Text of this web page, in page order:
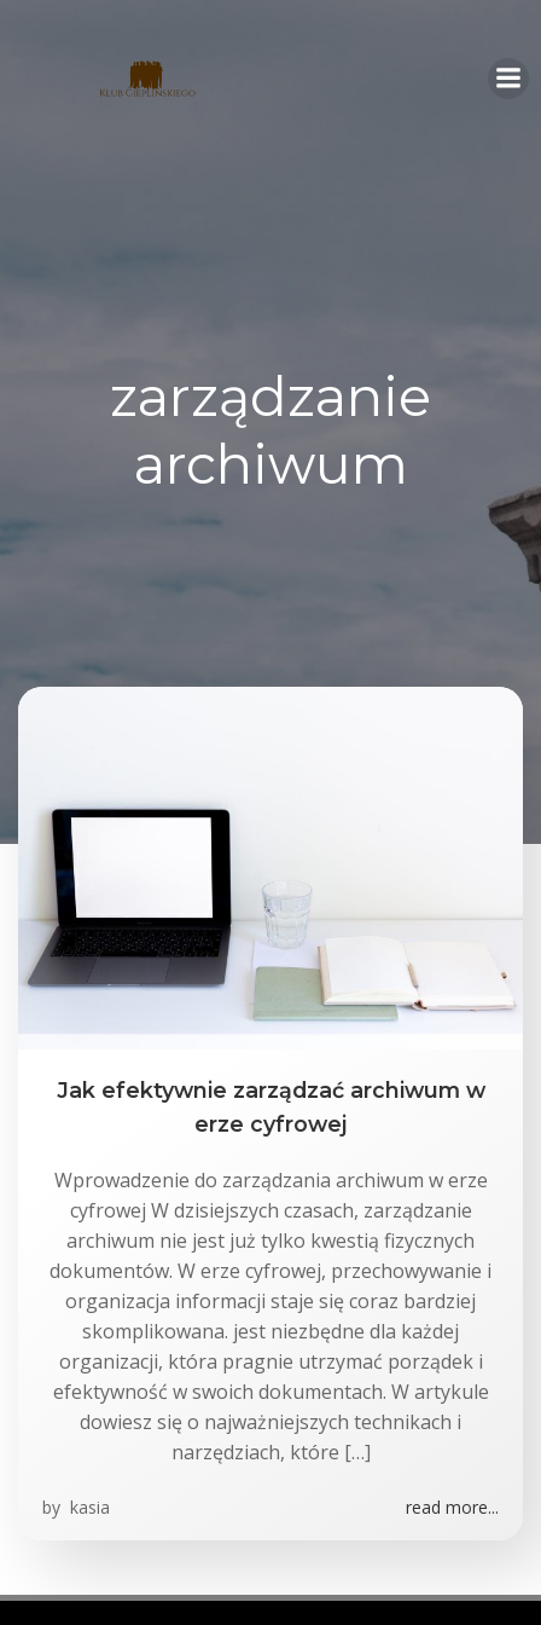
zarządzanie
archiwum
Jak efektywnie zarządzać archiwum w
erze cyfrowej
Wprowadzenie do zarządzania archiwum w erze
cyfrowej W dzisiejszych czasach, zarządzanie
archiwum nie jest już tylko kwestią fizycznych
dokumentów. W erze cyfrowej, przechowywanie i
organizacja informacji staje się coraz bardziej
skomplikowana. jest niezbędne dla każdej
organizacji, która pragnie utrzymać porządek i
efektywność w swoich dokumentach. W artykule
dowiesz się o najważniejszych technikach i
narzędziach, które […]
by kasia read more...